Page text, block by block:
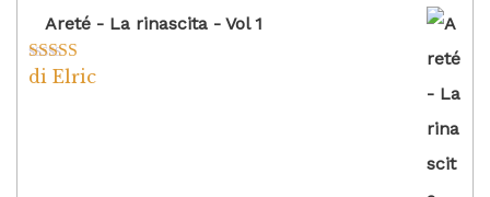
Areté - La rinascita - Vol 1
Valutato5
di Elric